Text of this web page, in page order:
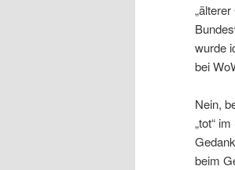
wurde
bei
Nein,
„tot“
beim